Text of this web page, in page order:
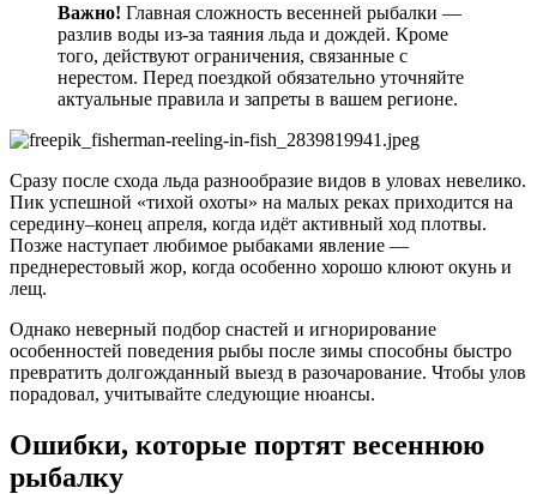
Важно! Главная сложность весенней рыбалки —
разлив воды из-за таяния льда и дождей. Кроме
того, действуют ограничения, связанные с
нерестом. Перед поездкой обязательно уточняйте
актуальные правила и запреты в вашем регионе.
Сразу после схода льда разнообразие видов в уловах невелико.
Пик успешной «тихой охоты» на малых реках приходится на
середину–конец апреля, когда идёт активный ход плотвы.
Позже наступает любимое рыбаками явление —
преднерестовый жор, когда особенно хорошо клюют окунь и
лещ.
Однако неверный подбор снастей и игнорирование
особенностей поведения рыбы после зимы способны быстро
превратить долгожданный выезд в разочарование. Чтобы улов
порадовал, учитывайте следующие нюансы.
Ошибки, которые портят весеннюю
рыбалку